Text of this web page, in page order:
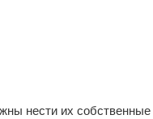
нести их